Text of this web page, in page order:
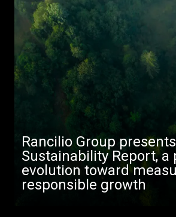
Rancilio Group
Sustainability Report, a
evolution toward
responsible growth
すべて
製品情報